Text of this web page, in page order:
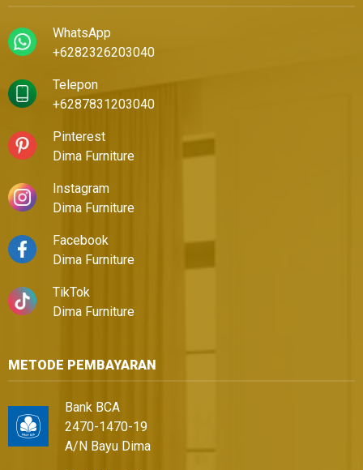
WhatsApp
+6282326203040
Telepon
+6287831203040
Pinterest
Dima Furniture
Instagram
Dima Furniture
Facebook
Dima Furniture
TikTok
Dima Furniture
METODE PEMBAYARAN
Bank BCA
2470-1470-19
A/N Bayu Dima